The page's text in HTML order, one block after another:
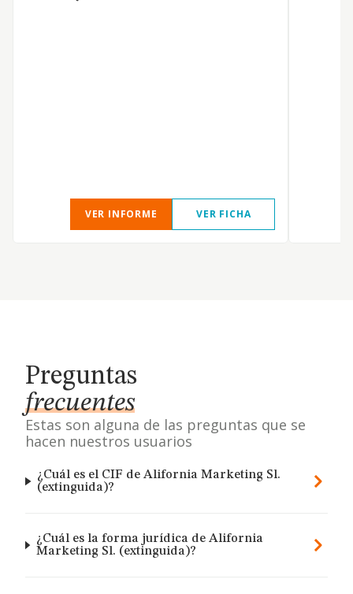
VER INFORME VER FICHA
Preguntas
frecuentes
Estas son alguna de las preguntas que se
hacen nuestros usuarios
¿Cuál es el CIF de Alifornia Marketing Sl.
(extinguida)?
¿Cuál es la forma jurídica de Alifornia
Marketing Sl. (extinguida)?